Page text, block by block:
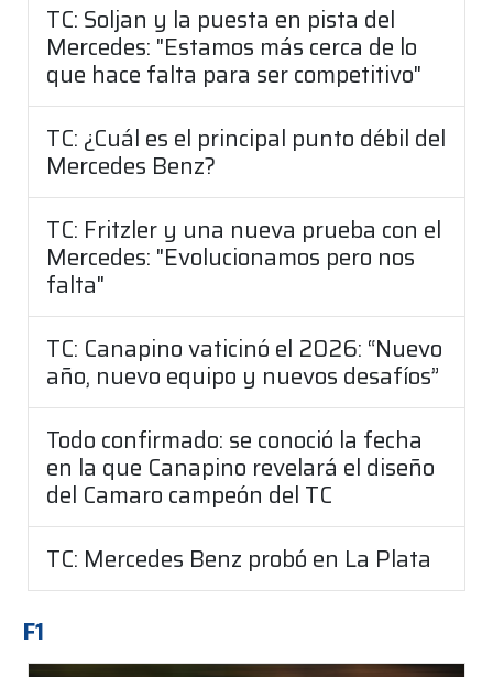
TC: Soljan y la puesta en pista del
Mercedes: "Estamos más cerca de lo
que hace falta para ser competitivo"
TC: ¿Cuál es el principal punto débil del
Mercedes Benz?
TC: Fritzler y una nueva prueba con el
Mercedes: "Evolucionamos pero nos
falta"
TC: Canapino vaticinó el 2026: “Nuevo
año, nuevo equipo y nuevos desafíos”
Todo confirmado: se conoció la fecha
en la que Canapino revelará el diseño
del Camaro campeón del TC
TC: Mercedes Benz probó en La Plata
F1